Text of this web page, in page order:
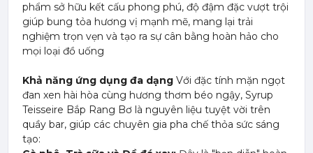
phẩm sở hữu kết cấu phong phú, độ đậm đặc vượt trội
giúp bung tỏa hương vị mạnh mẽ, mang lại trải
nghiệm trọn vẹn và tạo ra sự cân bằng hoàn hảo cho
mọi loại đồ uống
Khả năng ứng dụng đa dạng Với đặc tính mặn ngọt
đan xen hài hòa cùng hương thơm béo ngậy, Syrup
Teisseire Bắp Rang Bơ là nguyên liệu tuyệt vời trên
quầy bar, giúp các chuyên gia pha chế thỏa sức sáng
tạo: